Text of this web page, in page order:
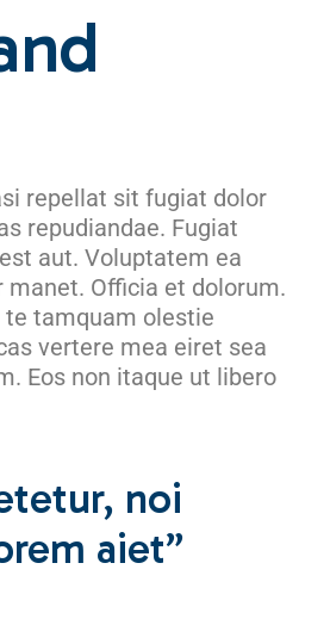
repellat sit fugiat dolor
repudiandae. Fugiat
aut. Voluptatem ea
Officia et dolorum.
te tamquam olestie
vertere mea eiret sea
Eos non itaque ut libero
noi
aiet”